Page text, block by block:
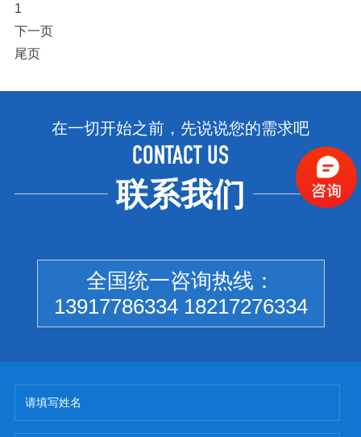
1
下一页
尾页
在一切开始之前，先说说您的需求吧
CONTACT US
联系我们
全国统一咨询热线：
13917786334 18217276334